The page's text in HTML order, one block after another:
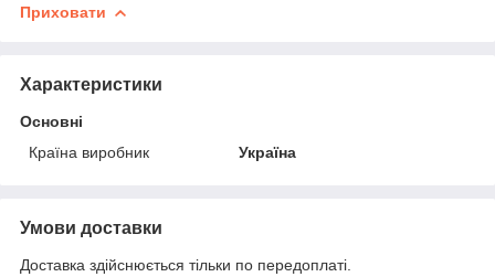
Приховати
Характеристики
Основні
Країна виробник
Україна
Умови доставки
Доставка здійснюється тільки по передоплаті.